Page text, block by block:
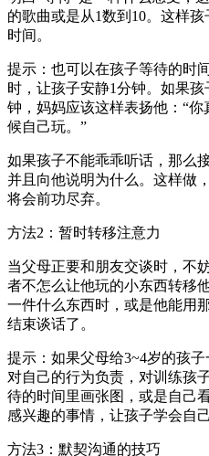
的歌曲或是从1数到10。这样
时间。
提示：也可以在孩子等待的时
时，让孩子安静1分钟。如果
钟，妈妈应该这样表扬他：“
候自己玩。”
如果孩子不能乖乖听话，那么
并且向他说明为什么。这样做
将会前功尽弃。
方法2：暂时转移注意力
当父母正要和朋友交谈时，不
者不怎么让他玩的小东西转移
一件什么东西时，或是他能用
结束谈话了。
提示：如果父母给3~4岁的孩
对自己的行为负责，对训练孩
待的时间里画张图，或是自己
感兴趣的事情，让孩子学会自
方法3：默契沟通的技巧